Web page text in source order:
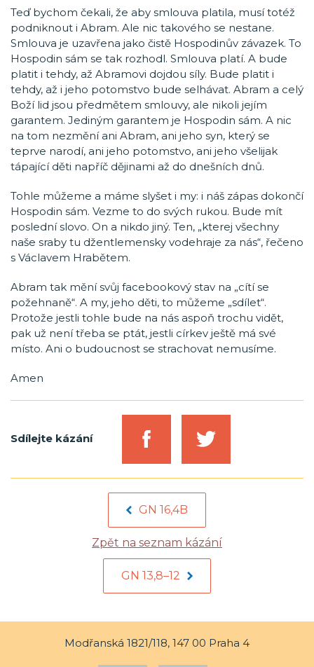
Teď bychom čekali, že aby smlouva platila, musí totéž
podniknout i Abram. Ale nic takového se nestane.
Smlouva je uzavřena jako čistě Hospodinův závazek. To
Hospodin sám se tak rozhodl. Smlouva platí. A bude
platit i tehdy, až Abramovi dojdou síly. Bude platit i
tehdy, až i jeho potomstvo bude selhávat. Abram a celý
Boží lid jsou předmětem smlouvy, ale nikoli jejím
garantem. Jediným garantem je Hospodin sám. A nic
na tom nezmění ani Abram, ani jeho syn, který se
teprve narodí, ani jeho potomstvo, ani jeho všelijak
tápající děti napříč dějinami až do dnešních dnů.
Tohle můžeme a máme slyšet i my: i náš zápas dokončí
Hospodin sám. Vezme to do svých rukou. Bude mít
poslední slovo. On a nikdo jiný. Ten, „kterej všechny
naše sraby tu džentlemensky vodehraje za nás“, řečeno
s Václavem Hrabětem.
Abram tak mění svůj facebookový stav na „cítí se
požehnaně“. A my, jeho děti, to můžeme „sdílet“.
Protože jestli tohle bude na nás aspoň trochu vidět,
pak už není třeba se ptát, jestli církev ještě má své
místo. Ani o budoucnost se strachovat nemusíme.
Amen
Sdílejte kázání
GN 16,4B
Zpět na seznam kázání
GN 13,8–12
Modřanská 1821/118, 147 00 Praha 4